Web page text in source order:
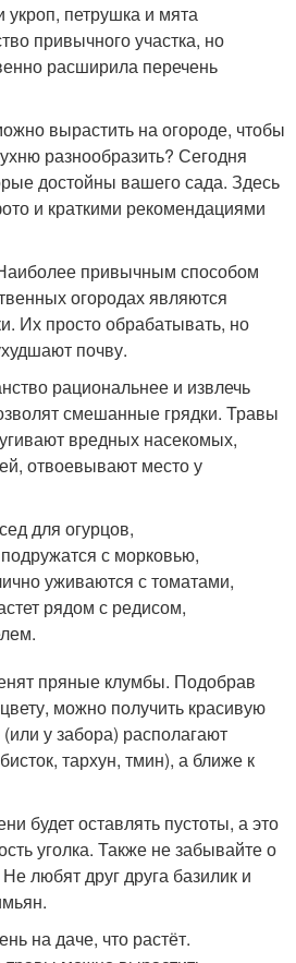
петрушка и мята
привычного участка, но
расширила перечень
вырастить на огороде, чтобы
разнообразить? Сегодня
достойны вашего сада. Здесь
и краткими рекомендациями
привычным способом
огородах являются
Их просто обрабатывать, но
почву.
рациональнее и извлечь
смешанные грядки. Травы
вредных насекомых,
отвоевывают место у
для огурцов,
с морковью,
уживаются с томатами,
рядом с редисом,
пряные клумбы. Подобрав
можно получить красивую
у забора) располагают
тархун, тмин), а ближе к
будет оставлять пустоты, а это
уголка. Также не забывайте о
любят друг друга базилик и